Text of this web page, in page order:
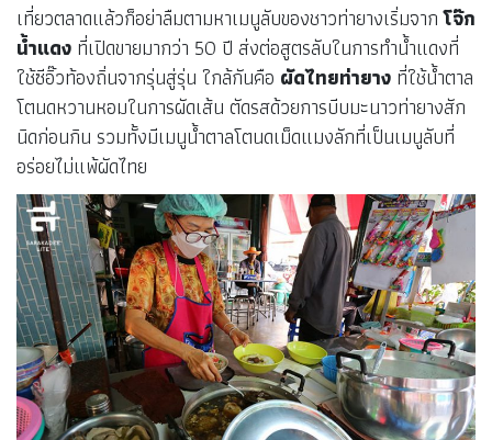
เที่ยวตลาดแล้วก็อย่าลืมตามหาเมนูลับของชาวท่ายางเริ่มจากโจ๊ก
น้ำแดง ที่เปิดขายมากว่า 50 ปี ส่งต่อสูตรลับในการทำน้ำแดงที่
ใช้ซีอิ๊วท้องถิ่นจากรุ่นสู่รุ่น ใกล้กันคือ ผัดไทยท่ายาง ที่ใช้น้ำตาล
โตนดหวานหอมในการผัดเส้น ตัดรสด้วยการบีบมะนาวท่ายางสัก
นิดก่อนกิน รวมทั้งมีเมนูน้ำตาลโตนดเม็ดแมงลักที่เป็นเมนูลับที่
อร่อยไม่แพ้ผัดไทย